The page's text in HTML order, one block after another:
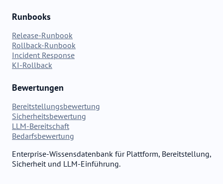
Runbooks
Release-Runbook
Rollback-Runbook
Incident Response
KI-Rollback
Bewertungen
Bereitstellungsbewertung
Sicherheitsbewertung
LLM-Bereitschaft
Bedarfsbewertung
Enterprise-Wissensdatenbank für Plattform, Bereitstellung,
Sicherheit und LLM-Einführung.